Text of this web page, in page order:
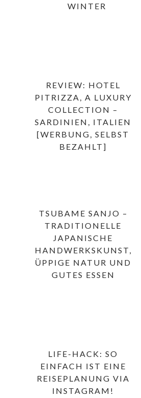
WINTER
REVIEW: HOTEL
PITRIZZA, A LUXURY
COLLECTION –
SARDINIEN, ITALIEN
[WERBUNG, SELBST
BEZAHLT]
TSUBAME SANJO –
TRADITIONELLE
JAPANISCHE
HANDWERKSKUNST,
ÜPPIGE NATUR UND
GUTES ESSEN
LIFE-HACK: SO
EINFACH IST EINE
REISEPLANUNG VIA
INSTAGRAM!